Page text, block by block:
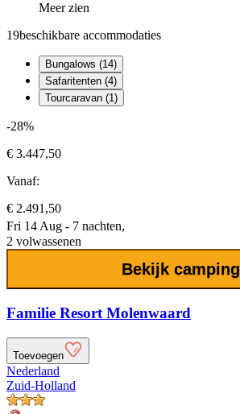
Meer zien
19beschikbare accommodaties
Bungalows (14)
Safaritenten (4)
Tourcaravan (1)
-28%
€ 3.447,50
Vanaf:
€ 2.491,50
Fri 14 Aug - 7 nachten,
2 volwassenen
Bekijk camping
Familie Resort Molenwaard
Toevoegen
Nederland
Zuid-Holland